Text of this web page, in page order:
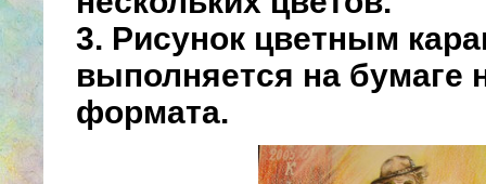
3. Рисунок цветным
выполняется на бумаге
формата.